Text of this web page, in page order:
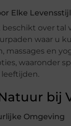
Elke Levensstijl
over tal
waar u
massages en
waaronder
bij
Omgeving